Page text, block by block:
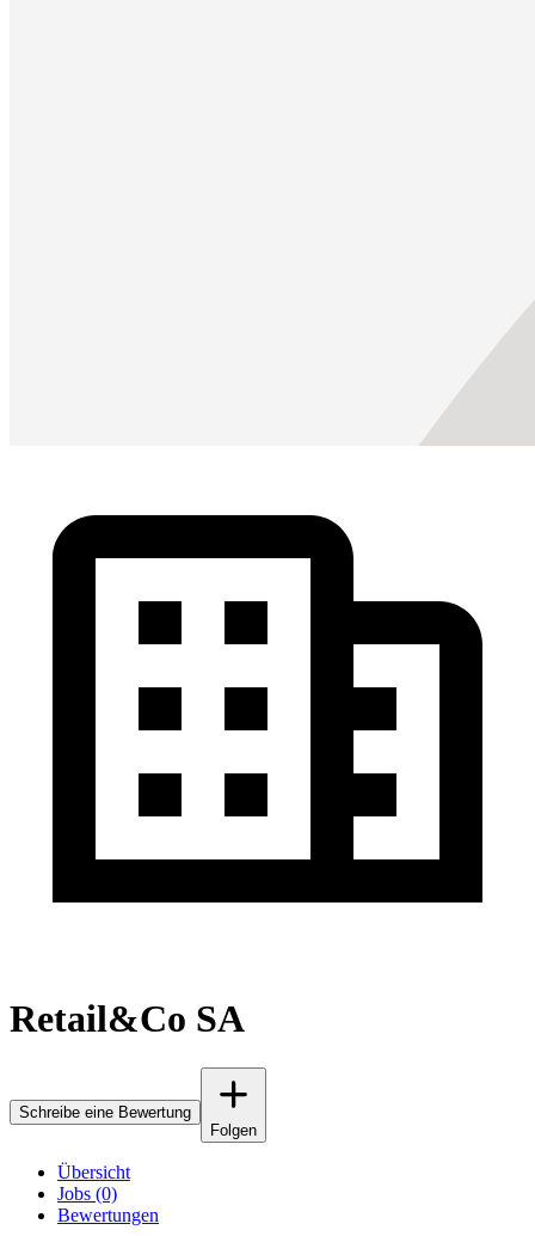
Retail&Co SA
Schreibe eine Bewertung
Folgen
Übersicht
Jobs (0)
Bewertungen